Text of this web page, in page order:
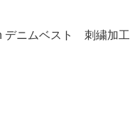
デニムベスト 刺繍加工